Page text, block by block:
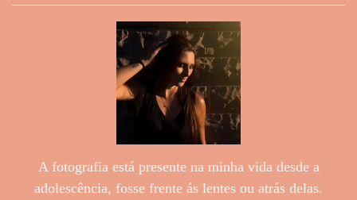
A fotografia está presente na minha vida desde a
adolescência, fosse frente ás lentes ou atrás delas.